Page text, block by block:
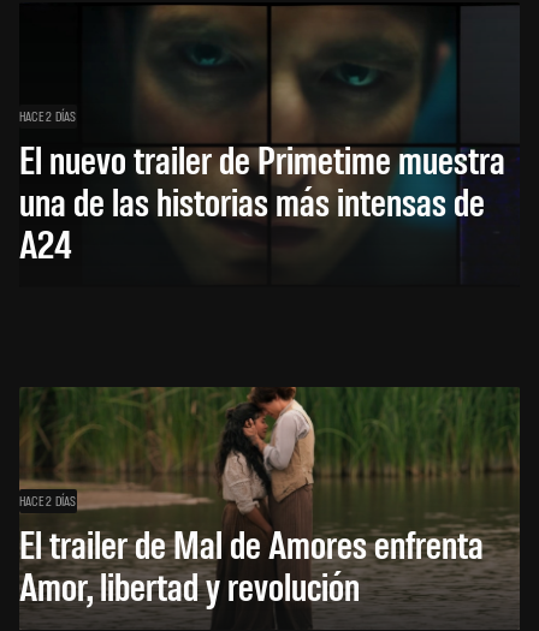
HACE 2 DÍAS
El nuevo trailer de Primetime muestra
una de las historias más intensas de
A24
HACE 2 DÍAS
El trailer de Mal de Amores enfrenta
Amor, libertad y revolución